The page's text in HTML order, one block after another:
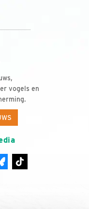
vogels en